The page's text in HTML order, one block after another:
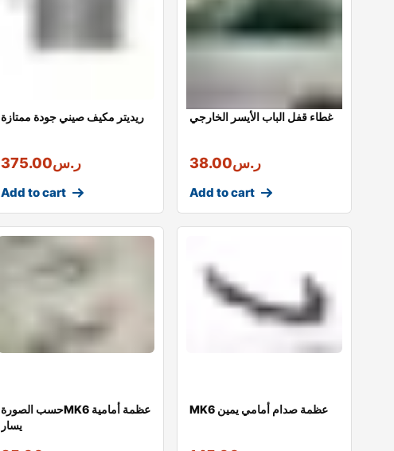
ريديتر مكيف صيني جودة ممتازة
ر.س375.00
Add to cart
غطاء قفل الباب الأيسر الخارجي
ر.س38.00
Add to cart
حسب الصورةMK6 عظمة أمامية
يسار
MK6 عظمة صدام أمامي يمين